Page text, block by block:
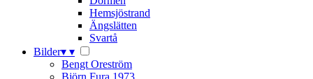
Hemsjöstrand
Ängslätten
Svartå
Bilder▾ ▾
Bengt Oreström
Björn Fura 1973